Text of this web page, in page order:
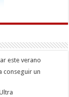
este verano
conseguir un